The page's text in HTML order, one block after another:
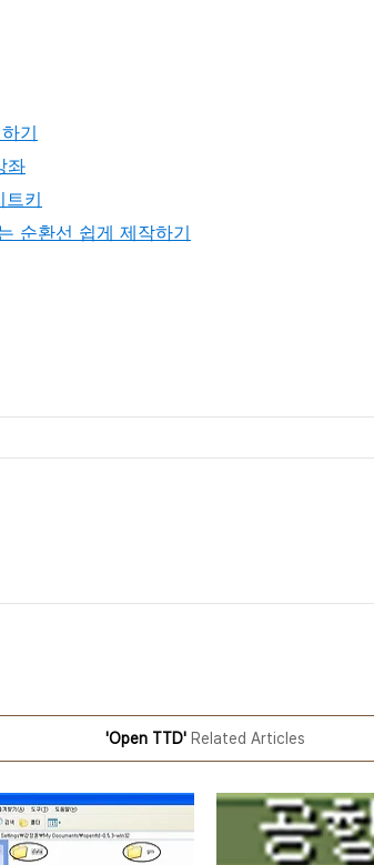
기
좌
키
순환선 쉽게 제작하기
'Open TTD' Related Articles